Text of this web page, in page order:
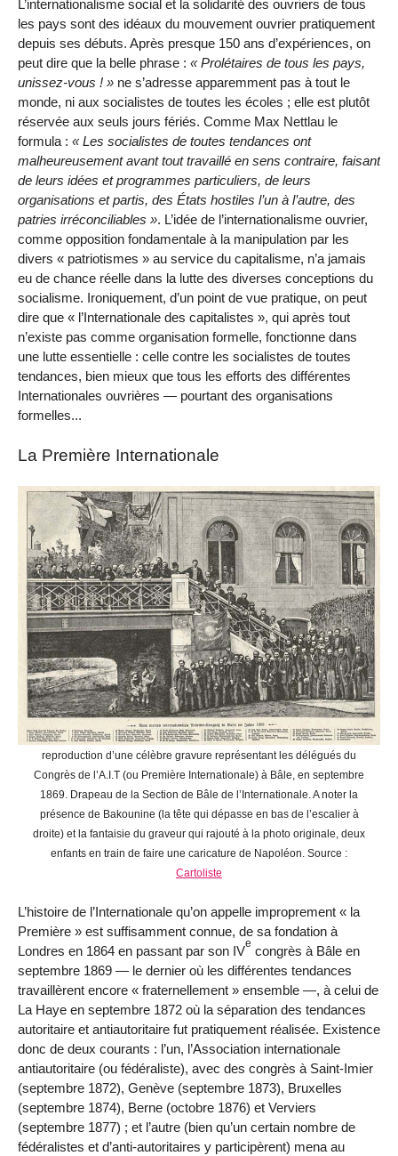
L’internationalisme social et la solidarité des ouvriers de tous
les pays sont des idéaux du mouvement ouvrier pratiquement
depuis ses débuts. Après presque 150 ans d’expériences, on
peut dire que la belle phrase :
Prolétaires de tous les pays,
unissez-vous !
ne s’adresse apparemment pas à tout le
monde, ni aux socialistes de toutes les écoles ; elle est plutôt
réservée aux seuls jours fériés. Comme Max Nettlau le
formula :
Les socialistes de toutes tendances ont
malheureusement avant tout travaillé en sens contraire, faisant
de leurs idées et programmes particuliers, de leurs
organisations et partis, des États hostiles l’un à l’autre, des
patries irréconciliables
. L’idée de l’internationalisme ouvrier,
comme opposition fondamentale à la manipulation par les
divers « patriotismes » au service du capitalisme, n’a jamais
eu de chance réelle dans la lutte des diverses conceptions du
socialisme. Ironiquement, d’un point de vue pratique, on peut
dire que « l’Internationale des capitalistes », qui après tout
n’existe pas comme organisation formelle, fonctionne dans
une lutte essentielle : celle contre les socialistes de toutes
tendances, bien mieux que tous les efforts des différentes
Internationales ouvrières — pourtant des organisations
formelles...
La Première Internationale
reproduction d’une célèbre gravure représentant les délégués du
Congrès de l’A.I.T (ou Première Internationale) à Bâle, en septembre
1869. Drapeau de la Section de Bâle de l’Internationale. A noter la
présence de Bakounine (la tête qui dépasse en bas de l’escalier à
droite) et la fantaisie du graveur qui rajouté à la photo originale, deux
enfants en train de faire une caricature de Napoléon. Source :
Cartoliste
L’histoire de l’Internationale qu’on appelle improprement « la
Première » est suffisamment connue, de sa fondation à
Londres en 1864 en passant par son IVe congrès à Bâle en
septembre 1869 — le dernier où les différentes tendances
travaillèrent encore « fraternellement » ensemble —, à celui de
La Haye en septembre 1872 où la séparation des tendances
autoritaire et antiautoritaire fut pratiquement réalisée. Existence
donc de deux courants : l’un, l’Association internationale
antiautoritaire (ou fédéraliste), avec des congrès à Saint-Imier
(septembre 1872), Genève (septembre 1873), Bruxelles
(septembre 1874), Berne (octobre 1876) et Verviers
(septembre 1877) ; et l’autre (bien qu’un certain nombre de
fédéralistes et d’anti-autoritaires y participèrent) mena au